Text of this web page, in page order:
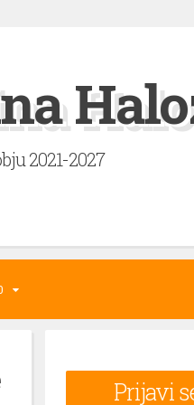
2021-2027
Prijavi